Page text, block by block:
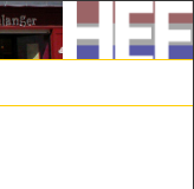
met Frankrijk hebben